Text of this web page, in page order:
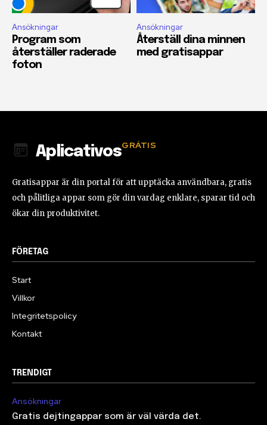
Ansökningar
Program som
återställer raderade
foton
Ansökningar
Återställ dina minnen
med gratisappar
AplicativosGRÁTIS
Gratisappar är din portal för att upptäcka användbara, gratis
och pålitliga appar som gör din vardag enklare, sparar tid och
ökar din produktivitet.
FÖRETAG
Start
Villkor
Integritetspolicy
Kontakt
TRENDIGT
Ansökningar
Gratis dejtingappar som är väl värda det.